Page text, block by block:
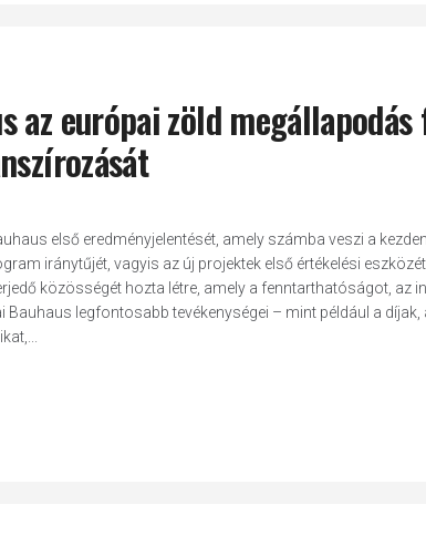
az európai zöld
első eredményjelentését, amely számba veszi a
iránytűjét, vagyis az új projektek első értékelési
közösségét hozta létre, amely a fenntarthatóságot, az
legfontosabb tevékenységei – mint például a